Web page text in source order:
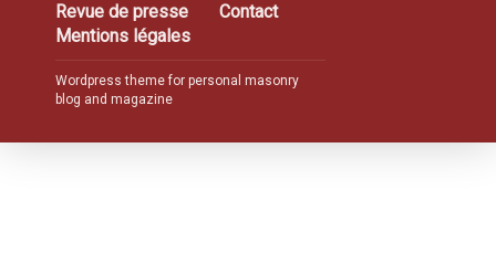
Revue de presse
Contact
Mentions légales
Wordpress theme for personal masonry
blog and magazine